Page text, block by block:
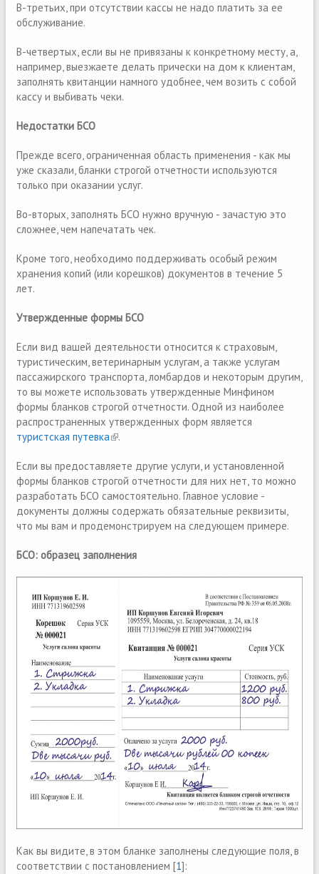
В-третьих, при отсутствии кассы не надо платить за ее
обслуживание.
В-четвертых, если вы не привязаны к конкретному месту, а,
например, выезжаете делать прически на дом к клиентам,
заполнять квитанции намного удобнее, чем возить с собой
кассу и выбивать чеки.
Недостатки БСО
Прежде всего, ограниченная область применения - как мы
уже сказали, бланки строгой отчетности используются
только при оказании услуг.
Во-вторых, заполнять БСО нужно вручную - зачастую это
сложнее, чем напечатать чек.
Кроме того, необходимо поддерживать особый режим
хранения копий (или корешков) документов в течение 5
лет.
Утвержденные формы БСО
Если вид вашей деятельности относится к страховым,
туристическим, ветеринарным услугам, а также услугам
пассажирского транспорта, ломбардов и некоторым другим,
то вы можете использовать утвержденные Минфином
формы бланков строгой отчетности. Одной из наиболее
распространенных утвержденных форм является
туристская путевка(link is external)
.
Если вы предоставляете другие услуги, и установленной
формы бланков строгой отчетности для них нет, то можно
разработать БСО самостоятельно. Главное условие -
документы должны содержать обязательные реквизиты,
что мы вам и продемонстрируем на следующем примере.
БСО: образец заполнения
Как вы видите, в этом бланке заполнены следующие поля, в
соответствии с постановлением [1]: